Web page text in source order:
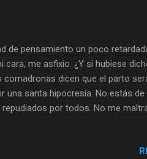
de pensamiento un poco
me asfixio. ¿Y si hubiese
dicen que el parto
una santa hipocresía. No estás
por todos. No me
como se le cante? para que la